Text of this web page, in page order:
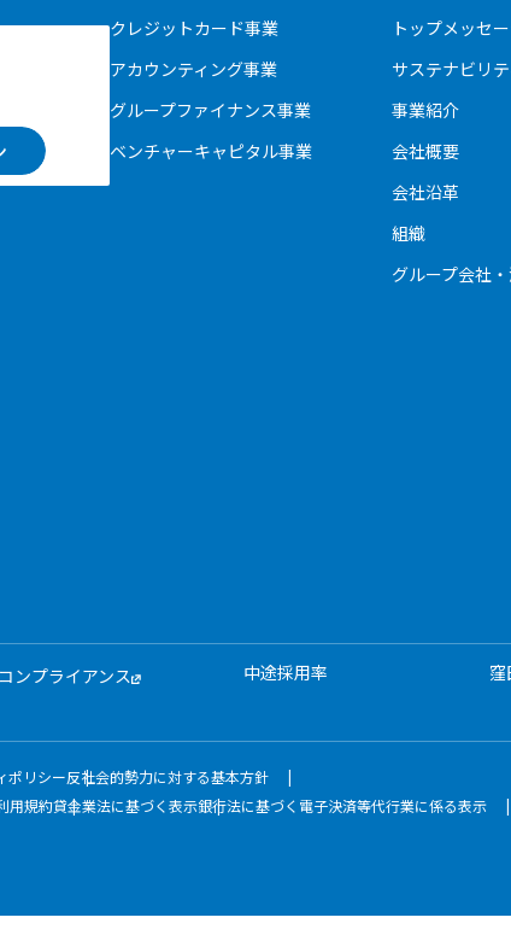
クレジットカード事業
アカウンティング事業
グループファイナンス事業
ベンチャーキャピタル事業
トップメッセ
サステナビリテ
事業紹介
会社概要
会社沿革
組織
グループ会社
コンプライアンス 中途採用率
ポリシー反社会的勢力に対する基本方針
用規約貸金業法に基づく表示銀行法に基づく電子決済等代行業に係る表示